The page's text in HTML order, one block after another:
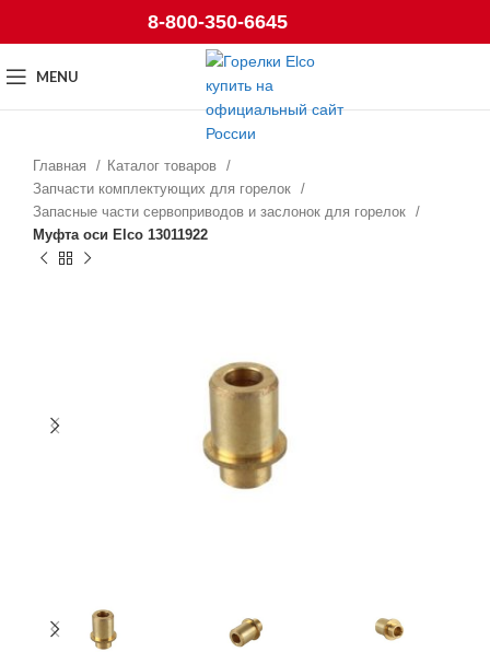
8-800-350-6645
MENU
Главная
Каталог товаров
Запчасти комплектующих для горелок
Запасные части сервоприводов и заслонок для горелок
Муфта оси Elco 13011922